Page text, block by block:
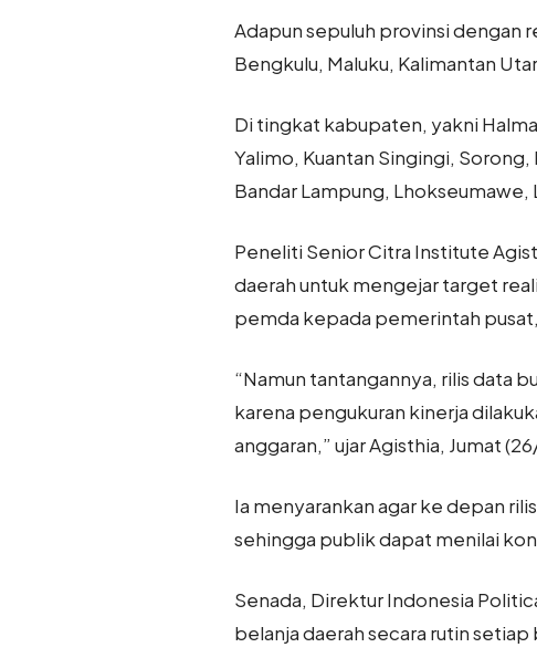
Adapun sepuluh provinsi dengan
Bengkulu, Maluku, Kalimantan
Di tingkat kabupaten, yakni
Yalimo, Kuantan Singingi,
Bandar Lampung, Lhokseumawe,
Peneliti Senior Citra Institute
daerah untuk mengejar target
pemda kepada pemerintah
“Namun tantangannya, rilis data
karena pengukuran kinerja
anggaran,” ujar Agisthia, Jumat
Ia menyarankan agar ke depan
sehingga publik dapat menilai
Senada, Direktur Indonesia
belanja daerah secara rutin